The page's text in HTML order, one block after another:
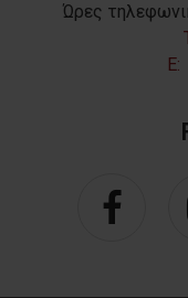
Ώρες
E: